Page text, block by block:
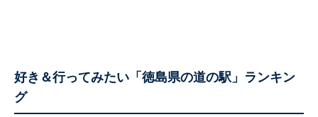
好き＆行ってみたい「徳島県の道の駅」ランキン
グ